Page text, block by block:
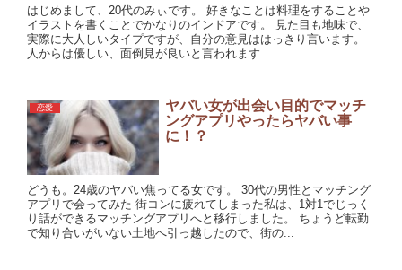
はじめまして、20代のみぃです。 好きなことは料理をすることや
イラストを書くことでかなりのインドアです。 見た目も地味で、
実際に大人しいタイプですが、自分の意見ははっきり言います。
人からは優しい、面倒見が良いと言われます...
恋愛
ヤバい女が出会い目的でマッチ
ングアプリやったらヤバい事
に！？
どうも。24歳のヤバい焦ってる女です。 30代の男性とマッチング
アプリで会ってみた 街コンに疲れてしまった私は、1対1でじっく
り話ができるマッチングアプリへと移行しました。 ちょうど転勤
で知り合いがいない土地へ引っ越したので、街の...